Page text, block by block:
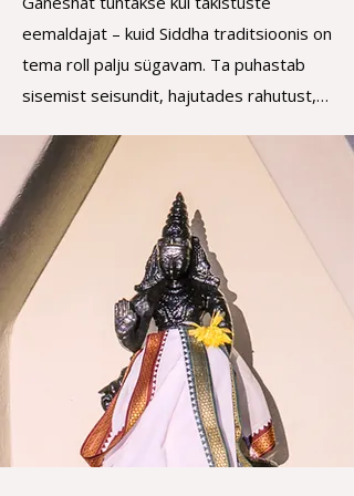
on tõeline.
Ta on ärganud tarkus (jñāna), mis ei tule
õppimisest, vaid otsesest teadmisest.
juhtjõud.
Templis kohtutakse Adishakti Brahand
Nayagiga vaikse kohaloleku kaudu. Kui
teadlikkus on vaibunud ja süda siiras,
hakkab tema energia liikuma – vaikselt
ilmutades, ülendades ja joondades sind
tõega. Ta viib sind tagasi algallikani –
sinna, kust kõik tõuseb ja kuhu kõik
vabastatult naaseb.
eemaldajat – kuid Siddha traditsioonis on
tema roll palju sügavam. Ta puhastab
sisemist seisundit, hajutades rahutust,
selge teadveloleku. Tema kohalolu toob
tasakaalu ja kindlust, aidates sul
pöörduda sissepoole selguse ja
usaldusega.
Ta avab tee tavalisest mõtlemisest
ärganud teadlikkuseni.
Ta rahustab keha, hinge ja meele, et
sisemine muutus saaks loomulikult esile
kerkida.
Ta äratab keskendumise selguse –